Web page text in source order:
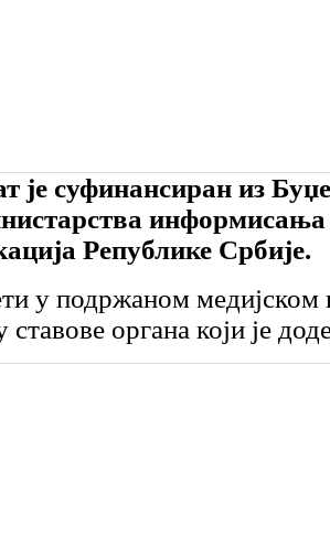
је суфинансиран из
Републике Србије.
у подржаном медијском
ставове органа који је